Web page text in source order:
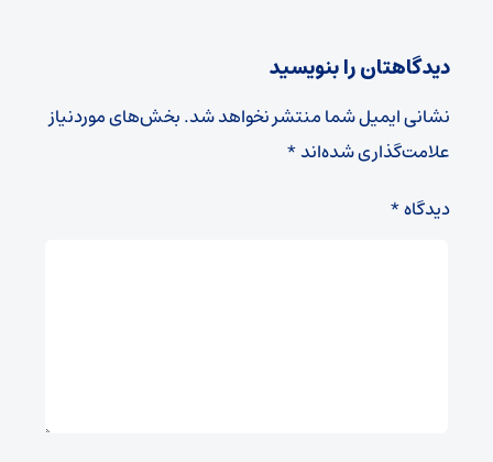
دیدگاهتان را بنویسید
نشانی ایمیل شما منتشر نخواهد شد.بخش‌های موردنیاز
علامت‌گذاری شده‌اند*
دیدگاه*